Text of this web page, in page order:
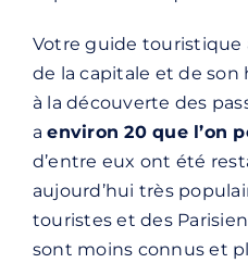
Votreguide touristique
de la capitale et de son
à la découverte des
aenviron 20 que l’on
d’entre eux ont été
aujourd’hui très
touristes et des
sont moins connus et